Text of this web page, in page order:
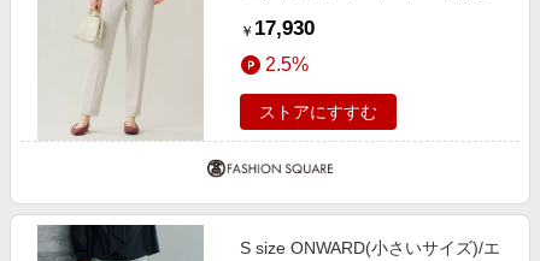
ギャバテーパード パンツ ベージュ
30
￥ 17,930
2.5%
ストアにすすむ
S size ONWARD(小さいサイズ)/エ